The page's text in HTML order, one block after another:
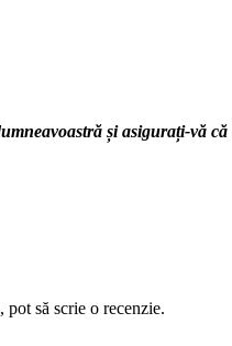
și asigurați-vă
să scrie o recenzie.